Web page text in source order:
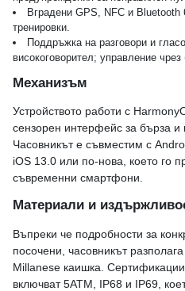
Вградени GPS, NFC и Bluetooth
тренировки.
Поддръжка на разговори и
високоговорител; управление
Механизъм
Устройството работи с
сензорен интерфейс за бърза и
Часовникът е съвместим с
iOS 13.0 или по-нова, което го
съвременни смартфони.
Материали и
Въпреки че подробности за
посочени, часовникът
Millanese каишка.
включват 5ATM, IP68 и IP69,